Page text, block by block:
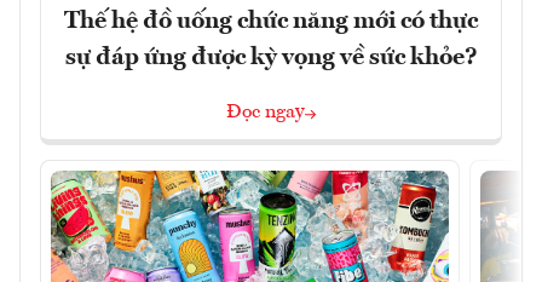
Thế hệ đồ uống chức năng mới có thực
sự đáp ứng được kỳ vọng về sức khỏe?
Đọc ngay